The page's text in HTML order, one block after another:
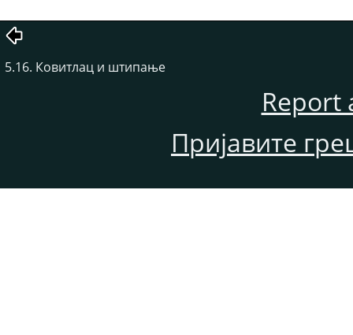
5.16. Ковитлац и штипање
Report
Пријавите